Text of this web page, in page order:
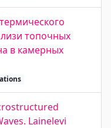
топочных
в камерных
Lainelevi